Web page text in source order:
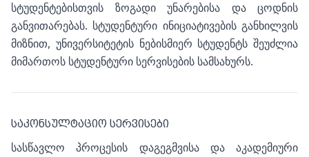
სტუდენტებისთვის ზოგადი უნარებისა და ცოდნის
განვითარებას. სტუდენტური ინიციატივების განხილვის
მიზნით, უნივერსიტეტის ნებისმიერ სტუდენტს შეუძლია
მიმართოს სტუდენტური სერვისების სამსახურს.
ᲡᲐᲙᲝᲜᲡᲣᲚᲢᲐᲪᲘᲝ ᲡᲔᲠᲕᲘᲡᲔᲑᲘ
სასწავლო პროცესის დაგეგმვისა და აკადემიური